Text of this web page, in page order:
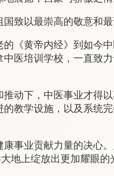
致以最崇高的敬意和
《黄帝内经》到如今
医培训学校，一直致
动下，中医事业才得
教学设施，以及系统
事业贡献力量的决心
地上绽放出更加耀眼的